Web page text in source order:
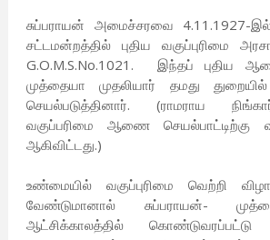
சுப்பராயன் அமைச்சரவை
சட்டமன்றத்தில் புதிய வகுப்புரிமை
G.O.M.S.No.1021. இந்தப் புதிய
முத்தையா முதலியார் தமது
செயல்படுத்தினார். (ராமராய
வகுப்பரிமை ஆணை செயல்பாட்டிற்கு
ஆகிவிட்டது.)
உண்மையில் வகுப்புரிமை வெற்றி
வேண்டுமானால் சுப்பராயன்-
ஆட்சிக்காலத்தில் கொண்டுவரப்பட்டு